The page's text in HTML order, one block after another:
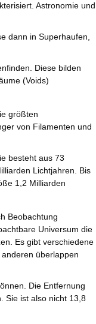
Astronomie und
dann in Superhaufen,
Diese bilden
(Voids)
größten
von Filamenten und
besteht aus 73
Lichtjahren. Bis
1,2 Milliarden
Beobachtung
Universum die
Es gibt verschiedene
überlappen
Die Entfernung
Sie ist also nicht 13,8